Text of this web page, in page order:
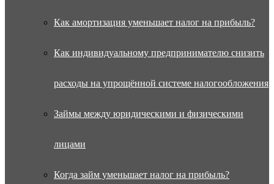
Как амортизация уменьшает налог на прибыль?
Как индивидуальному предпринимателю снизить
расходы на упрощённой системе налогообложения
Займы между юридическими и физическими
лицами
Когда займ уменьшает налог на прибыль?